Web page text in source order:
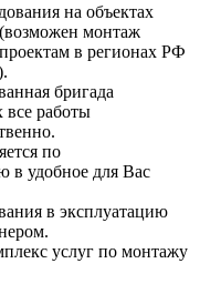
на объектах
монтаж
в регионах РФ
бригада
работы
по
в удобное для Вас
в эксплуатацию
услуг по монтажу